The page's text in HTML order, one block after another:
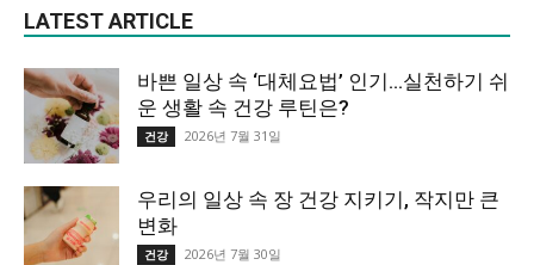
LATEST ARTICLE
바쁜 일상 속 ‘대체요법’ 인기…실천하기 쉬
운 생활 속 건강 루틴은?
건강 2026년 7월 31일
우리의 일상 속 장 건강 지키기, 작지만 큰
변화
건강 2026년 7월 30일